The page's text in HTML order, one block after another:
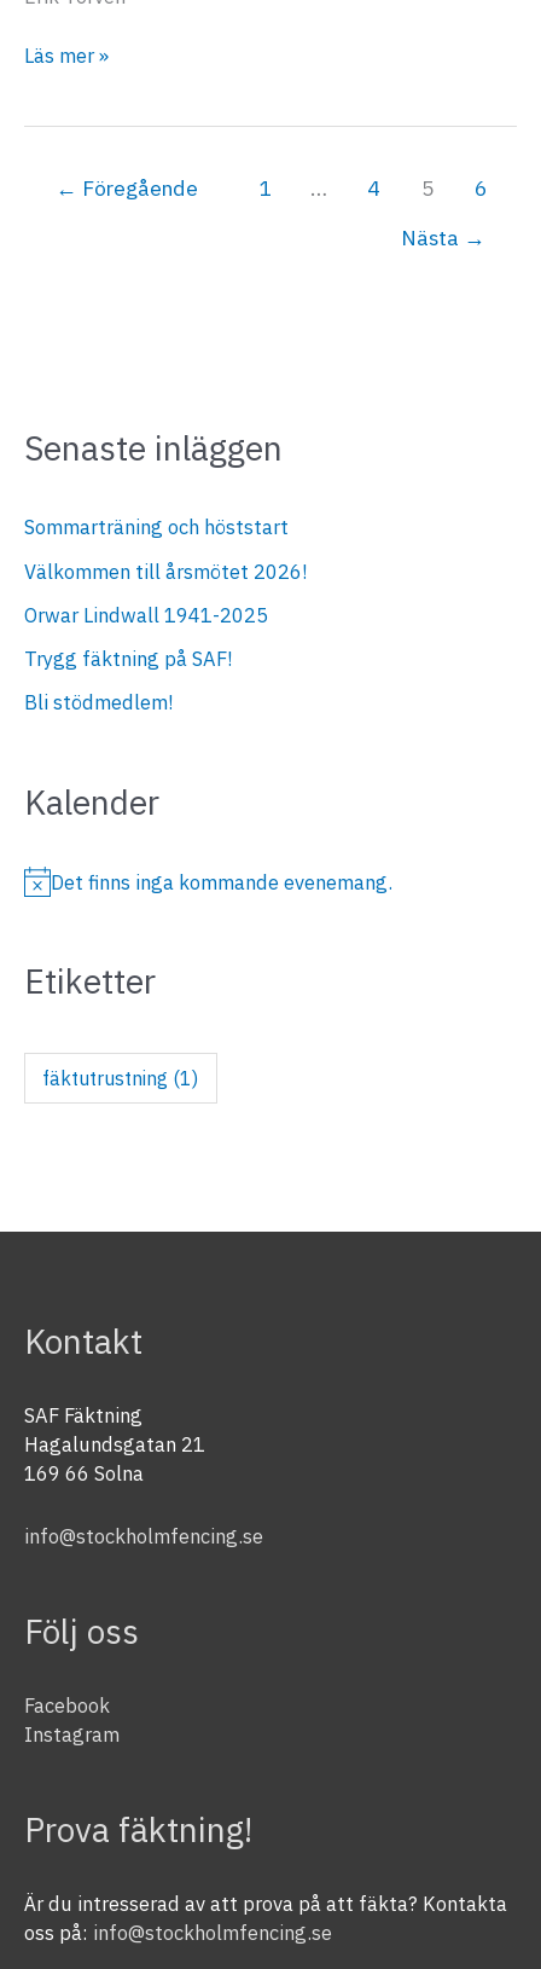
Till
Läs mer »
← Föregående 1 … 4 5
6
Nästa →
Senaste inläggen
Sommarträning och höststart
Välkommen till årsmötet 2026!
Orwar Lindwall 1941-2025
Trygg fäktning på SAF!
Bli stödmedlem!
Kalender
N
t
s
Det finns inga kommande evenemang.
Etiketter
fäktutrustning (1)
Kontakt
SAF Fäktning
Hagalundsgatan 21
169 66 Solna
info@stockholmfencing.se
Följ oss
Facebook
Instagram
Prova fäktning!
Är du intresserad av att prova på att fäkta? Kontakta
oss på: info@stockholmfencing.se